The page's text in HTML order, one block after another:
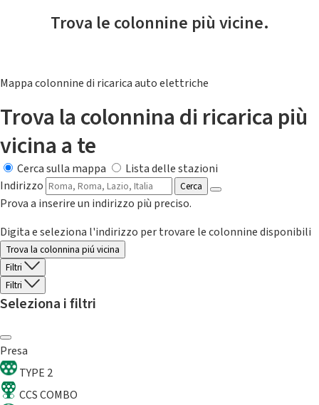
Trova le colonnine più vicine.
Mappa colonnine di ricarica auto elettriche
Trova la colonnina di ricarica più
vicina a te
Cerca sulla mappa
Lista delle stazioni
Indirizzo
Cerca
Prova a inserire un indirizzo più preciso.
Digita e seleziona l'indirizzo per trovare le colonnine disponibili
Trova la colonnina piú vicina
Filtri
Filtri
Seleziona i filtri
Presa
TYPE 2
CCS COMBO